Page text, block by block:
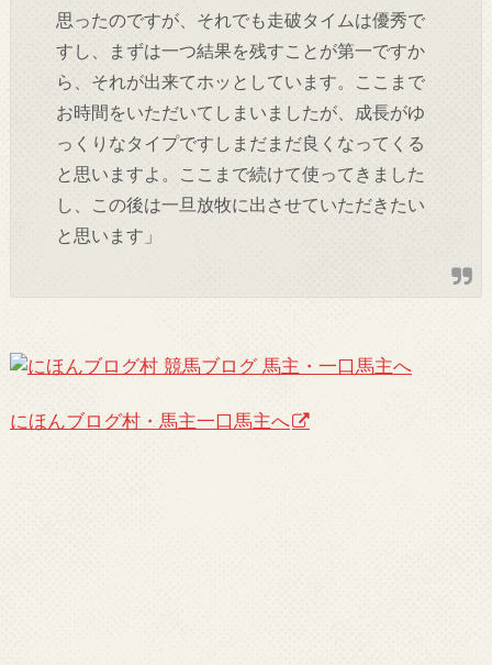
思ったのですが、それでも走破タイムは優秀で
すし、まずは一つ結果を残すことが第一ですか
ら、それが出来てホッとしています。ここまで
お時間をいただいてしまいましたが、成長がゆ
っくりなタイプですしまだまだ良くなってくる
と思いますよ。ここまで続けて使ってきました
し、この後は一旦放牧に出させていただきたい
と思います」
にほんブログ村・馬主一口馬主へ